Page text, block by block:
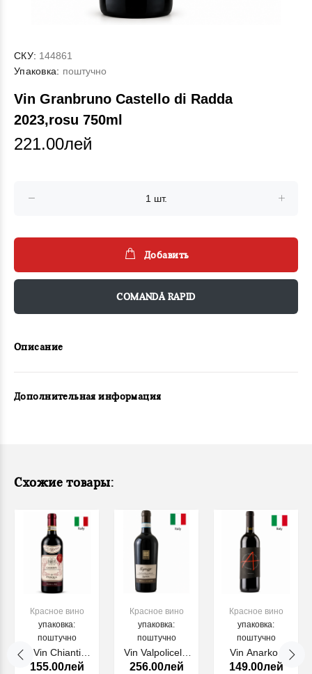
СКУ: 144861
Упаковка: поштучно
Vin Granbruno Castello di Radda
2023,rosu 750ml
221.00лей
Добавить
COMANDĂ RAPID
Описание
Дополнительная информация
Схожие товары:
Красное вино
упаковка:
поштучно
Vin Chianti
Pasqua, sec
155.00лей
Красное вино
упаковка:
поштучно
Vin Valpolicella
Ripasso Cecilia
256.00лей
Красное вино
упаковка:
поштучно
Vin Anarkos
Puglia Rosso
149.00лей